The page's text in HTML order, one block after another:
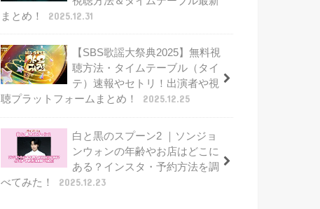
まとめ！
2025.12.31
【SBS歌謡大祭典2025】無料視
聴方法・タイムテーブル（タイ
テ）速報やセトリ！出演者や視
聴プラットフォームまとめ！
2025.12.25
白と黒のスプーン2 ｜ソンジョ
ンウォンの年齢やお店はどこに
ある？インスタ・予約方法を調
べてみた！
2025.12.23